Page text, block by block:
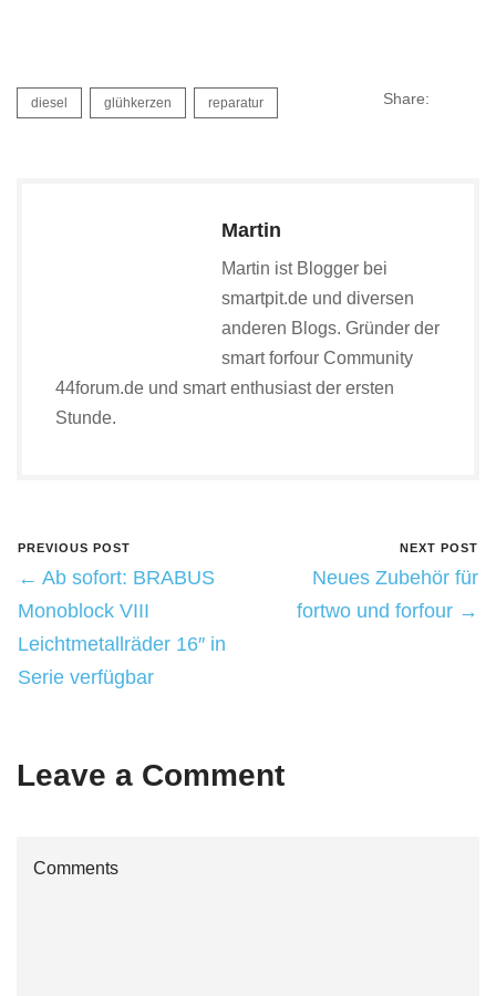
diesel glühkerzen reparatur Share:
Martin
Martin ist Blogger bei smartpit.de
und diversen anderen Blogs.
Gründer der smart forfour Community 44forum.de
und smart enthusiast der ersten Stunde.
Monoblock VIII
Leichtmetallräder 16″ in
Serie verfügbar
fortwo und forfour →